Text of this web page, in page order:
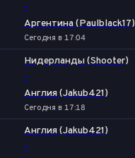
-
Аргентина (Paulblack17)
Сегодня в 17:04
Нидерланды (Shooter)
-
Англия (Jakub421)
Сегодня в 17:18
Англия (Jakub421)
-